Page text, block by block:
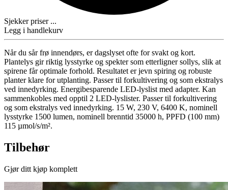
Sjekker priser ...
Legg i handlekurv
Når du sår frø innendørs, er dagslyset ofte for svakt og kort.
Plantelys gir riktig lysstyrke og spekter som etterligner sollys, slik at
spirene får optimale forhold. Resultatet er jevn spiring og robuste
planter klare for utplanting. Passer til forkultivering og som ekstralys
ved innedyrking. Energibesparende LED-lyslist med adapter. Kan
sammenkobles med opptil 2 LED-lyslister. Passer til forkultivering
og som ekstralys ved innedyrking. 15 W, 230 V, 6400 K, nominell
lysstyrke 1500 lumen, nominell brenntid 35000 h, PPFD (100 mm)
115 µmol/s/m².
Tilbehør
Gjør ditt kjøp komplett